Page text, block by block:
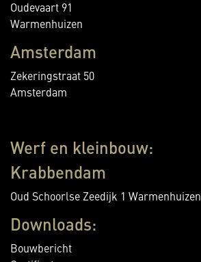
Oudevaart 91
Warmenhuizen
Amsterdam
Zekeringstraat 50
Amsterdam
Werf en kleinbouw:
Krabbendam
Oud Schoorlse Zeedijk 1 Warmenhuizen
Downloads:
Bouwbericht